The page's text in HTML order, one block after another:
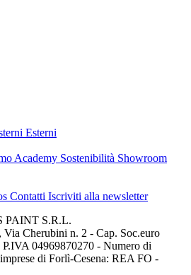
Esterni
Academy Sostenibilità Showroom
Contatti Iscriviti alla newsletter
PAINT S.R.L.
Via Cherubini n. 2 - Cap. Soc.euro
04969870270 - Numero di
di Forlì-Cesena: REA FO -